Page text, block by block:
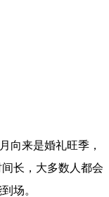
向来是婚礼旺季，
长，大多数人都会
场。